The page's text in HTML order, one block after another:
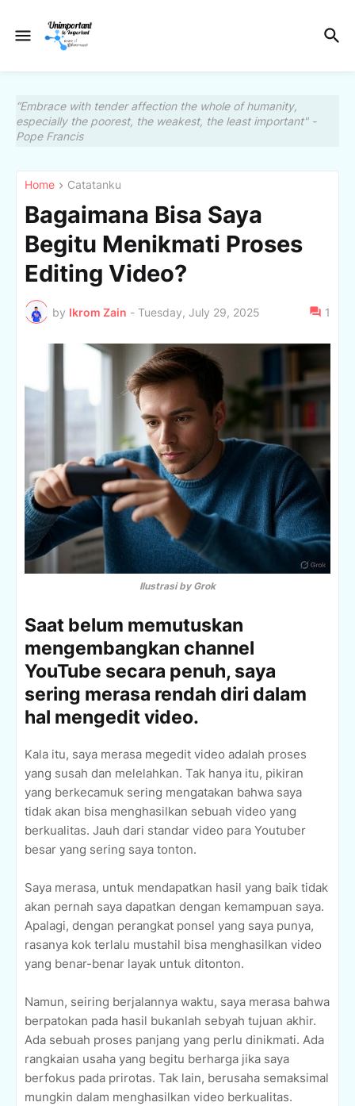
“Embrace with tender affection the whole of humanity,
especially the poorest, the weakest, the least important" -
Pope Francis
Home Catatanku
Bagaimana Bisa Saya
Begitu Menikmati Proses
Editing Video?
by Ikrom Zain - Tuesday, July 29, 2025 1
Ilustrasi by Grok
Saat belum memutuskan
mengembangkan channel
YouTube secara penuh, saya
sering merasa rendah diri dalam
hal mengedit video.
Kala itu, saya merasa megedit video adalah proses
yang susah dan melelahkan. Tak hanya itu, pikiran
yang berkecamuk sering mengatakan bahwa saya
tidak akan bisa menghasilkan sebuah video yang
berkualitas. Jauh dari standar video para Youtuber
besar yang sering saya tonton.
Saya merasa, untuk mendapatkan hasil yang baik tidak
akan pernah saya dapatkan dengan kemampuan saya.
Apalagi, dengan perangkat ponsel yang saya punya,
rasanya kok terlalu mustahil bisa menghasilkan video
yang benar-benar layak untuk ditonton.
Namun, seiring berjalannya waktu, saya merasa bahwa
berpatokan pada hasil bukanlah sebyah tujuan akhir.
Ada sebuah proses panjang yang perlu dinikmati. Ada
rangkaian usaha yang begitu berharga jika saya
berfokus pada prirotas. Tak lain, berusaha semaksimal
mungkin dalam menghasilkan video berkualitas.